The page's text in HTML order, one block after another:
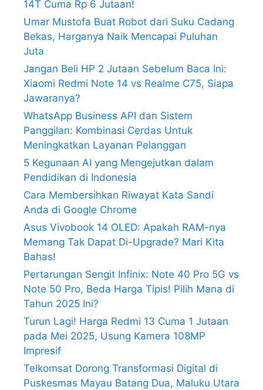
14T Cuma Rp 6 Jutaan!
Umar Mustofa Buat Robot dari Suku Cadang
Bekas, Harganya Naik Mencapai Puluhan
Juta
Jangan Beli HP 2 Jutaan Sebelum Baca Ini:
Xiaomi Redmi Note 14 vs Realme C75, Siapa
Jawaranya?
WhatsApp Business API dan Sistem
Panggilan: Kombinasi Cerdas Untuk
Meningkatkan Layanan Pelanggan
5 Kegunaan AI yang Mengejutkan dalam
Pendidikan di Indonesia
Cara Membersihkan Riwayat Kata Sandi
Anda di Google Chrome
Asus Vivobook 14 OLED: Apakah RAM-nya
Memang Tak Dapat Di-Upgrade? Mari Kita
Bahas!
Pertarungan Sengit Infinix: Note 40 Pro 5G vs
Note 50 Pro, Beda Harga Tipis! Pilih Mana di
Tahun 2025 Ini?
Turun Lagi! Harga Redmi 13 Cuma 1 Jutaan
pada Mei 2025, Usung Kamera 108MP
Impresif
Telkomsat Dorong Transformasi Digital di
Puskesmas Mayau Batang Dua, Maluku Utara